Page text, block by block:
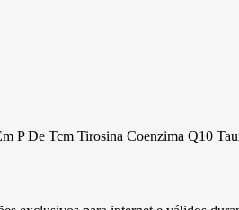
P De Tcm Tirosina Coenzima Q10